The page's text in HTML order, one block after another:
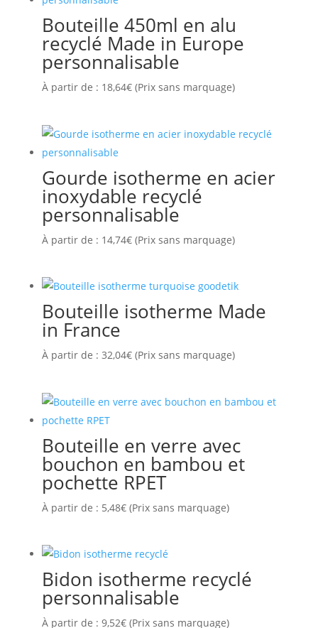
plus
ancien
Bouteille 450ml en alu
recyclé Made in Europe
personnalisable
À partir de : 18,64€(Prix sans marquage)
Gourde isotherme en acier
inoxydable recyclé
personnalisable
À partir de : 14,74€(Prix sans marquage)
Bouteille isotherme Made
in France
À partir de : 32,04€(Prix sans marquage)
Bouteille en verre avec
bouchon en bambou et
pochette RPET
À partir de : 5,48€(Prix sans marquage)
Bidon isotherme recyclé
personnalisable
À partir de : 9,52€(Prix sans marquage)